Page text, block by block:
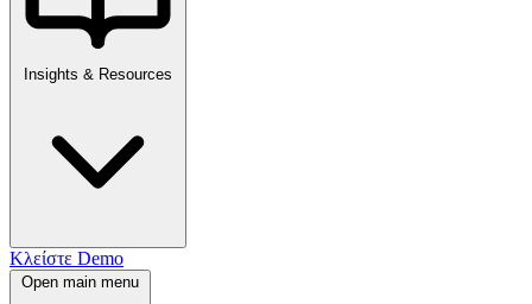
Insights & Resources
Κλείστε Demo
Open main menu